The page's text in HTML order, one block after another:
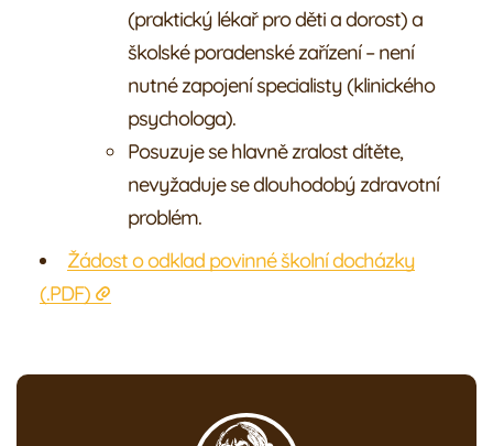
(praktický lékař pro děti a dorost) a
školské poradenské zařízení – není
nutné zapojení specialisty (klinického
psychologa).
Posuzuje se hlavně zralost dítěte,
nevyžaduje se dlouhodobý zdravotní
problém.
Žádost o odklad povinné školní docházky
(.PDF)